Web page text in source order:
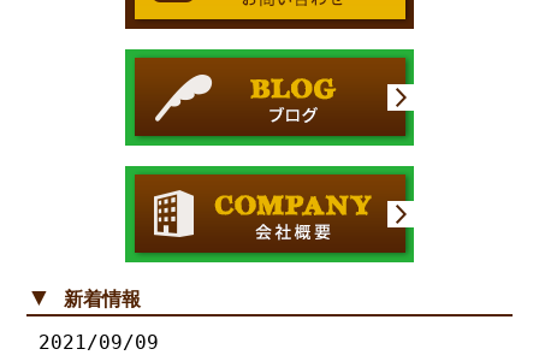
▼ 新着情報
2021/09/09